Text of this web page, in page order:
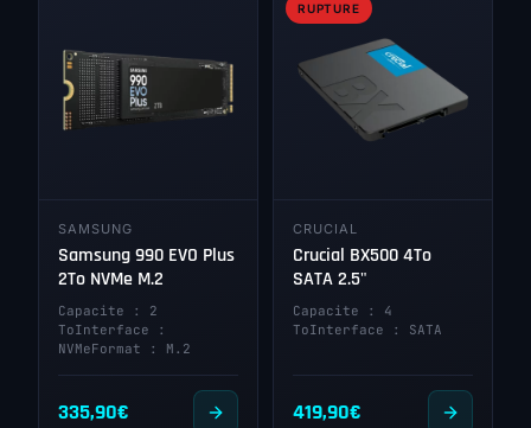
SAMSUNG
Samsung 990 EVO Plus
2To NVMe M.2
Capacite : 2
ToInterface :
NVMeFormat : M.2
335,90€
RUPTURE
CRUCIAL
Crucial BX500 4To
SATA 2.5"
Capacite : 4
ToInterface : SATA
419,90€